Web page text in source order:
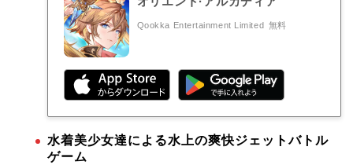
Qookka Entertainment Limited 無料
水着美少女達による水上の爽快ジェットバトル
ゲーム